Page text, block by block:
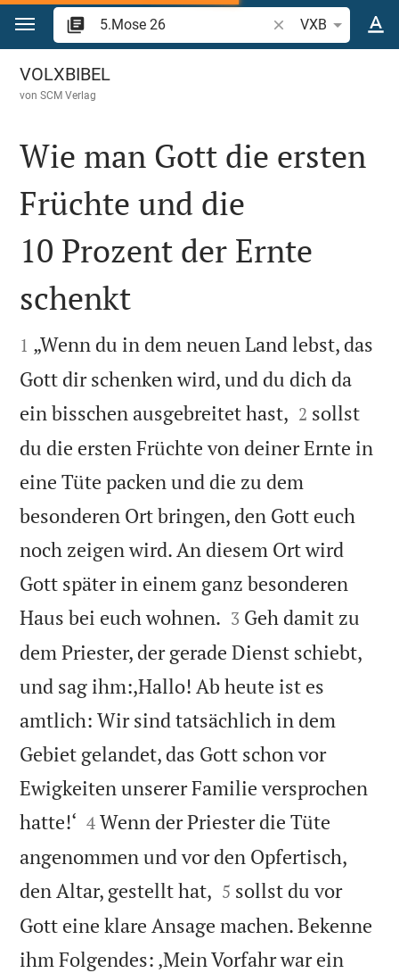
Zum Inhalt springen
Bibelstelle oder
VXB
5.Mose 26
VOLXBIBEL
vonSCM Verlag

Wie man Gott die ersten
Früchte und die
10 Prozent der Ernte
schenkt

1 „Wenn du in dem neuen Land lebst, das
Gott dir schenken wird, und du dich da
ein bisschen ausgebreitet hast, 

2 sollst
du die ersten Früchte von deiner Ernte in
eine Tüte packen und die zu dem
besonderen Ort bringen, den Gott euch
noch zeigen wird. An diesem Ort wird
Gott später in einem ganz besonderen
Haus bei euch wohnen. 

3 Geh damit zu
dem Priester, der gerade Dienst schiebt,
und sag ihm:,Hallo! Ab heute ist es
amtlich: Wir sind tatsächlich in dem
Gebiet gelandet, das Gott schon vor
Ewigkeiten unserer Familie versprochen
hatte!‘ 

4 Wenn der Priester die Tüte
angenommen und vor den Opfertisch,
den Altar, gestellt hat, 

5 sollst du vor
Gott eine klare Ansage machen. Bekenne
ihm Folgendes: ‚Mein Vorfahr war ein